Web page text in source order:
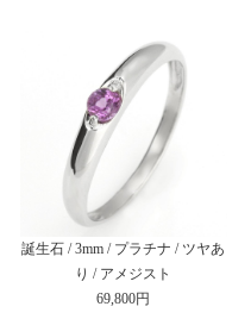
誕生石 / 3mm / プラチナ / ツヤあ
り / アメジスト
69,800円